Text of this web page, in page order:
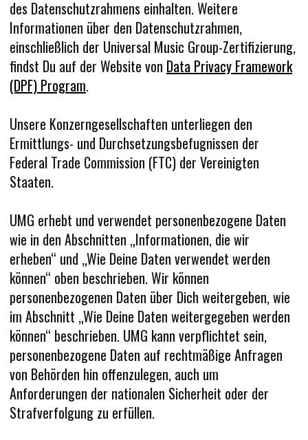
des Datenschutzrahmens einhalten. Weitere
Informationen über den Datenschutzrahmen,
einschließlich der Universal Music Group-Zertifizierung,
findst Du auf der Website von Data Privacy Framework
(DPF) Program.
Unsere Konzerngesellschaften unterliegen den
Ermittlungs- und Durchsetzungsbefugnissen der
Federal Trade Commission (FTC) der Vereinigten
Staaten.
UMG erhebt und verwendet personenbezogene Daten
wie in den Abschnitten „Informationen, die wir
erheben“ und „Wie Deine Daten verwendet werden
können“ oben beschrieben. Wir können
personenbezogenen Daten über Dich weitergeben, wie
im Abschnitt „Wie Deine Daten weitergegeben werden
können“ beschrieben. UMG kann verpflichtet sein,
personenbezogene Daten auf rechtmäßige Anfragen
von Behörden hin offenzulegen, auch um
Anforderungen der nationalen Sicherheit oder der
Strafverfolgung zu erfüllen.